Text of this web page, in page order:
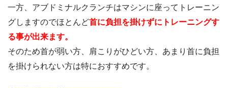
一方、アブドミナルクランチはマシンに座ってトレーニン
グしますのでほとんど首に負担を掛けずにトレーニングす
る事が出来ます。
そのため首が弱い方、肩こりがひどい方、あまり首に負担
を掛けられない方は特におすすめです。